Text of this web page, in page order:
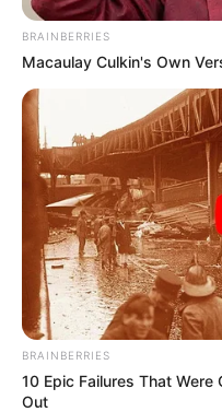
BRAINBERRIES
Macaulay Culkin's Own
BRAINBERRIES
10 Epic Failures That
Out